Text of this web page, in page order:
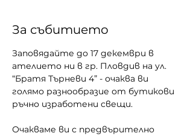
За събитието
Заповядайте до 17 декември в
ателието ни в гр. Пловдив на ул.
“Братя Търневи 4” - очаква ви
голямо разнообразие от бутикови
ръчно изработени свещи.
Очакваме ви с предвърително